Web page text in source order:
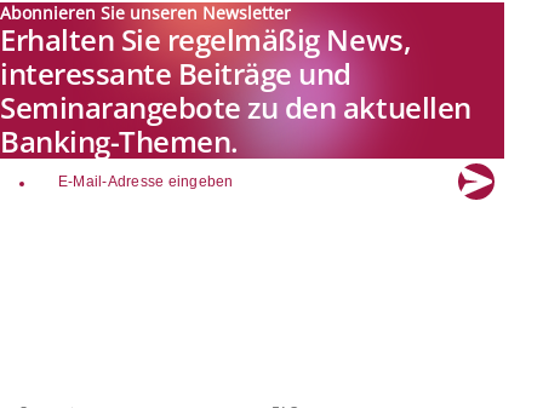
Abonnieren Sie unseren Newsletter
Erhalten Sie regelmäßig News,
interessante Beiträge und
Seminarangebote zu den aktuellen
Banking-Themen.
email